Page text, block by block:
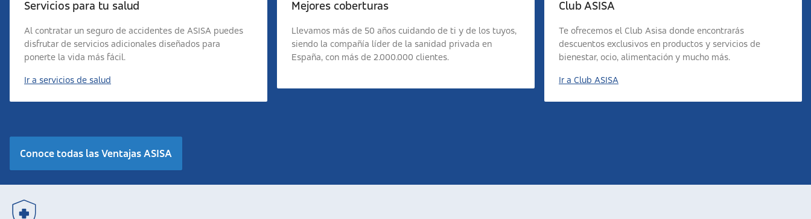
Servicios para tu salud
Al contratar un seguro de accidentes de ASISA puedes
disfrutar de servicios adicionales diseñados para
ponerte la vida más fácil.
Ir a servicios de salud
Mejores coberturas
Llevamos más de 50 años cuidando de ti y de los tuyos,
siendo la compañía líder de la sanidad privada en
España, con más de 2.000.000 clientes.
Club ASISA
Te ofrecemos el Club Asisa donde encontrarás
descuentos exclusivos en productos y servicios de
bienestar, ocio, alimentación y mucho más.
Ir a Club ASISA
Conoce todas las Ventajas ASISA